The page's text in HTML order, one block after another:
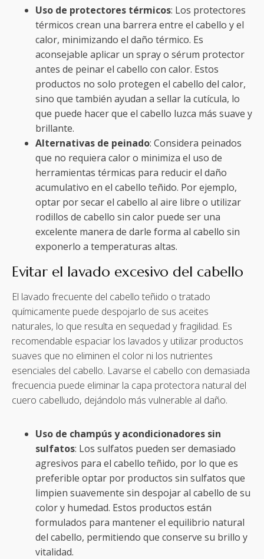
Uso de protectores térmicos: Los protectores
térmicos crean una barrera entre el cabello y el
calor, minimizando el daño térmico. Es
aconsejable aplicar un spray o sérum protector
antes de peinar el cabello con calor. Estos
productos no solo protegen el cabello del calor,
sino que también ayudan a sellar la cutícula, lo
que puede hacer que el cabello luzca más suave y
brillante.
Alternativas de peinado: Considera peinados
que no requiera calor o minimiza el uso de
herramientas térmicas para reducir el daño
acumulativo en el cabello teñido. Por ejemplo,
optar por secar el cabello al aire libre o utilizar
rodillos de cabello sin calor puede ser una
excelente manera de darle forma al cabello sin
exponerlo a temperaturas altas.
Evitar el lavado excesivo del cabello
El lavado frecuente del cabello teñido o tratado
químicamente puede despojarlo de sus aceites
naturales, lo que resulta en sequedad y fragilidad. Es
recomendable espaciar los lavados y utilizar productos
suaves que no eliminen el color ni los nutrientes
esenciales del cabello. Lavarse el cabello con demasiada
frecuencia puede eliminar la capa protectora natural del
cuero cabelludo, dejándolo más vulnerable al daño.
Uso de champús y acondicionadores sin
sulfatos: Los sulfatos pueden ser demasiado
agresivos para el cabello teñido, por lo que es
preferible optar por productos sin sulfatos que
limpien suavemente sin despojar al cabello de su
color y humedad. Estos productos están
formulados para mantener el equilibrio natural
del cabello, permitiendo que conserve su brillo y
vitalidad.